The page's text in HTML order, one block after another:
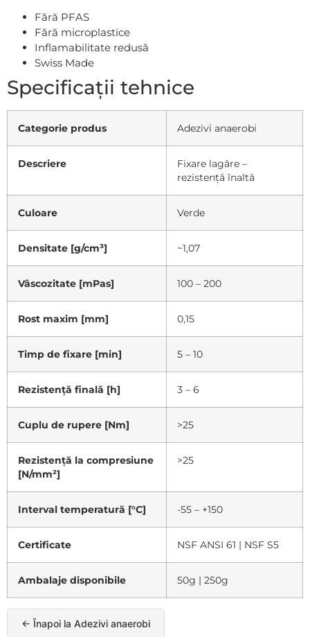
Fără PFAS
Fără microplastice
Inflamabilitate redusă
Swiss Made
Specificații tehnice
Categorie produs Adezivi anaerobi
Descriere
Fixare lagăre –
rezistență înaltă
Culoare Verde
Densitate [g/cm³] ~1,07
Vâscozitate [mPas] 100 – 200
Rost maxim [mm] 0,15
Timp de fixare [min] 5 – 10
Rezistență finală [h] 3 – 6
Cuplu de rupere [Nm] >25
Rezistență la compresiune
[N/mm²]
>25
Interval temperatură [°C] -55 – +150
Certificate NSF ANSI 61 | NSF S5
Ambalaje disponibile 50g | 250g
← Înapoi la Adezivi anaerobi